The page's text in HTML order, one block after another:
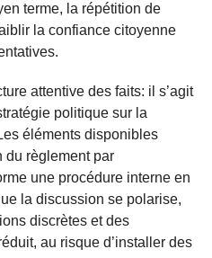
terme, la répétition de
la confiance citoyenne
attentive des faits: il s’agit
politique sur la
éléments disponibles
du règlement par
une procédure interne en
la discussion se polarise,
discrètes et des
au risque d’installer des